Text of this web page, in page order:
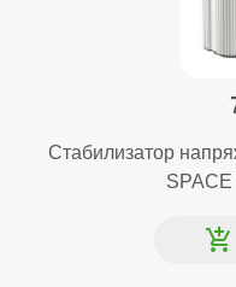
Стабилизатор